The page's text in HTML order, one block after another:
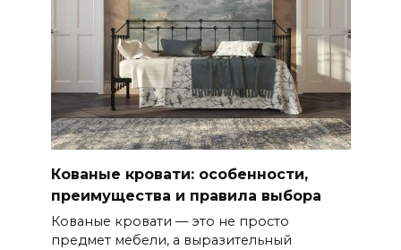
Кованые кровати: особенности,
преимущества и правила выбора
Кованые кровати — это не просто
предмет мебели, а выразительный